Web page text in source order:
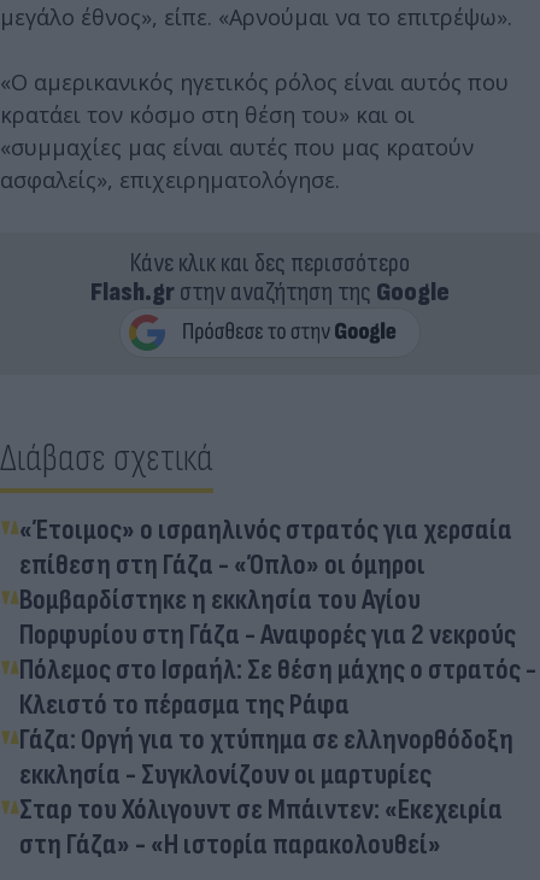
μεγάλο έθνος», είπε. «Αρνούμαι να το επιτρέψω».
«Ο αμερικανικός ηγετικός ρόλος είναι αυτός που
κρατάει τον κόσμο στη θέση του» και οι
«συμμαχίες μας είναι αυτές που μας κρατούν
ασφαλείς», επιχειρηματολόγησε.
Κάνε κλικ και δες περισσότερο
Flash.grστην αναζήτηση της Google
Διάβασε σχετικά
«Έτοιμος» ο ισραηλινός στρατός για χερσαία
επίθεση στη Γάζα - «Όπλο» οι όμηροι
Βομβαρδίστηκε η εκκλησία του Αγίου
Πορφυρίου στη Γάζα - Αναφορές για 2 νεκρούς
Πόλεμος στο Ισραήλ: Σε θέση μάχης ο στρατός -
Κλειστό το πέρασμα της Ράφα
Γάζα: Οργή για το χτύπημα σε ελληνορθόδοξη
εκκλησία - Συγκλονίζουν οι μαρτυρίες
Σταρ του Χόλιγουντ σε Μπάιντεν: «Εκεχειρία
στη Γάζα» - «Η ιστορία παρακολουθεί»